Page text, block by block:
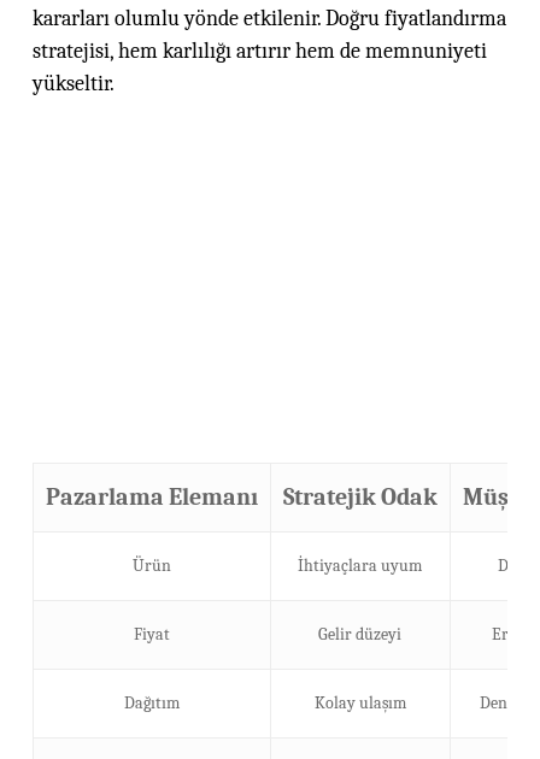
kararları olumlu yönde etkilenir. Doğru fiyatlandırma
stratejisi, hem karlılığı artırır hem de memnuniyeti
yükseltir.
Pazarlama Elemanı Stratejik Odak
Ürün İhtiyaçlara uyum Değer
Fiyat Gelir düzeyi
Dağıtım Kolay ulaşım